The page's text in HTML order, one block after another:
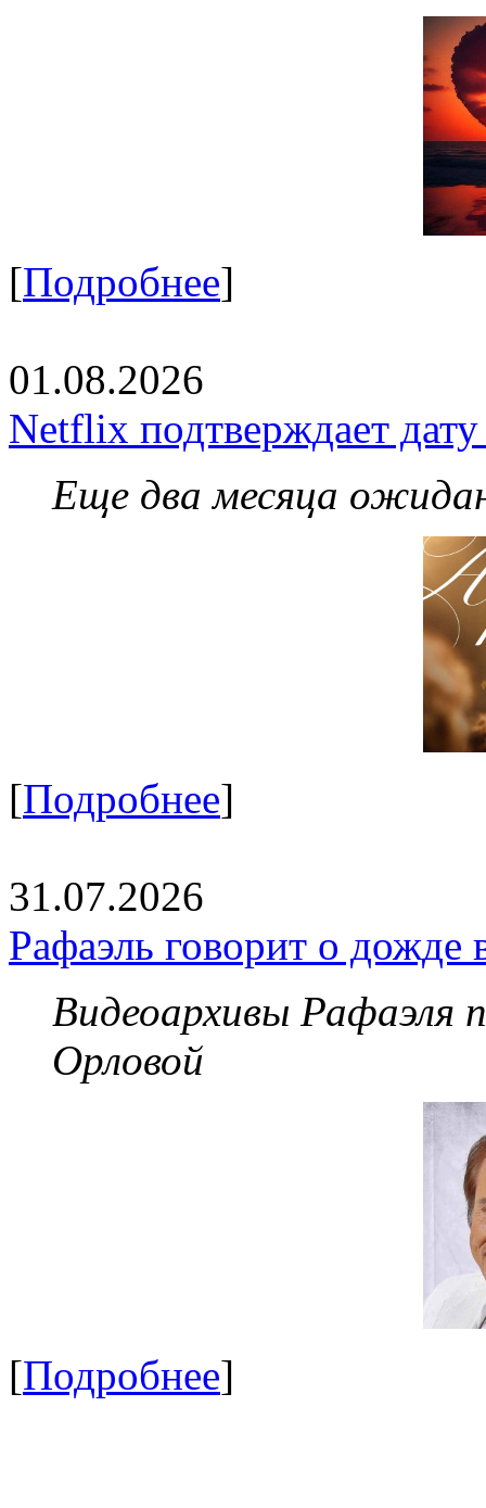
[Подробнее]
01.08.2026
Netflix подтверждает
Еще два месяца
[Подробнее]
31.07.2026
Рафаэль говорит о дожде
Видеоархивы Рафаэля
Орловой
[Подробнее]